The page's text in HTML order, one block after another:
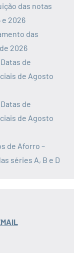
das notas
e 2026
das
2026
Datas de
de Agosto
Datas de
de Agosto
de Aforro –
séries A, B e D